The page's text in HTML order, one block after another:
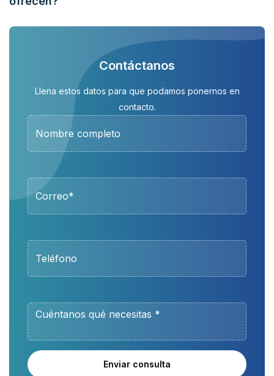
Contáctanos
Llena estos datos para que podamos ponernos en
contacto.
Enviar consulta